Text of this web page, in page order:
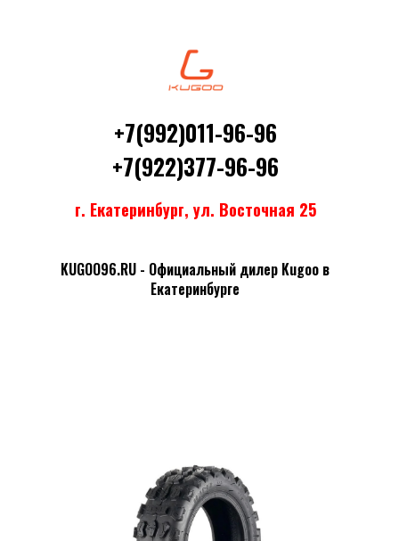
+7(992)011-96-96
+7(922)377-96-96
г. Екатеринбург, ул. Восточная 25
KUGOO96.RU - Официальный дилер Kugoo в
Екатеринбурге